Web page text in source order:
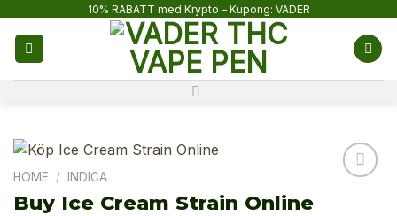
content
10% RABATT med Krypto – Kupong: VADER
HOME / INDICA
Buy Ice Cream Strain Online